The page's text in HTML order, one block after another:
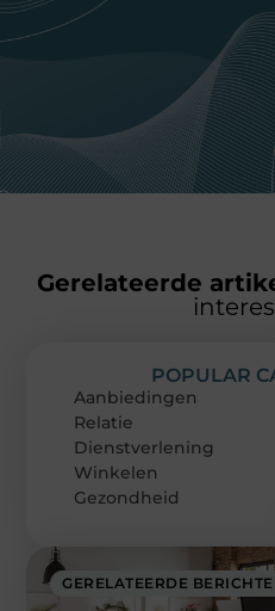
Gerelateerde
GERELATEERDE
POPULAR
Aanbiedingen
Relatie
Dienstverlening
Winkelen
Gezondheid